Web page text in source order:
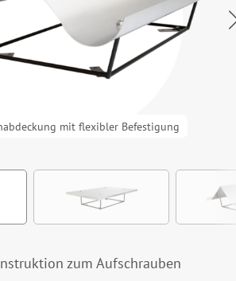
zum Aufschrauben
mit flexibler Befestigung